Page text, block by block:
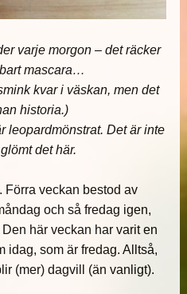
varje morgon – det räcker
mascara…
kvar i väskan, men det
historia.)
leopardmönstrat. Det är inte
det här.
Förra veckan bestod av
och så fredag igen,
här veckan har varit en
idag, som är fredag. Alltså,
(mer) dagvill (än vanligt).